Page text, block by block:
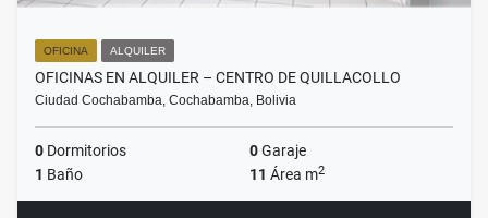
OFICINA ALQUILER
OFICINAS EN ALQUILER – CENTRO DE QUILLACOLLO
Ciudad Cochabamba, Cochabamba, Bolivia
0 Dormitorios 0Garaje
1 Baño 11 Área m2